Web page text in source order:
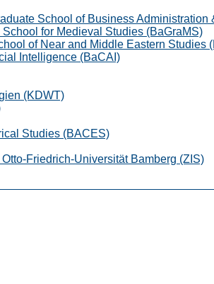
School of Business Administration
for Medieval Studies (BaGraMS)
of Near and Middle Eastern Studies
Intelligence (BaCAI)
(KDWT)
Studies (BACES)
Friedrich-Universität Bamberg (ZIS)